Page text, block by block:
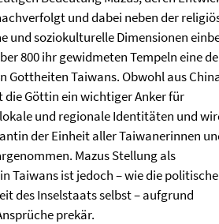
und dabei neben der
und soziokulturelle Dimensionen
800 ihr gewidmeten Tempeln eine
Gottheiten Taiwans. Obwohl aus
die Göttin ein wichtiger Anker für
und regionale Identitäten und
der Einheit aller Taiwanerinnen
Mazus Stellung als
Taiwans ist jedoch – wie die politische
des Inselstaats selbst – aufgrund
prekär.